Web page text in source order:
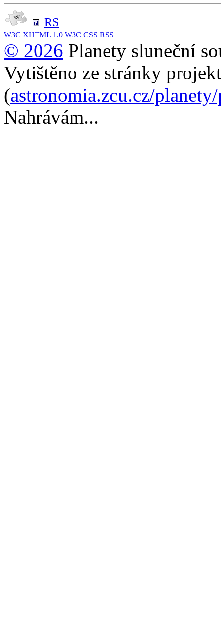
RS
W3C XHTML 1.0 W3C CSS RSS
© 2026 Planety sluneční
Vytištěno ze stránky
(astronomia.zcu.cz/
Nahrávám...